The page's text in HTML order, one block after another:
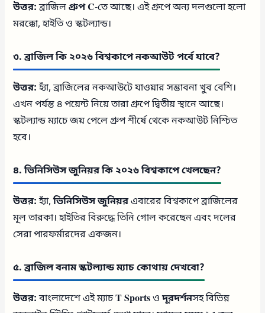
উত্তর:ব্রাজিলগ্রুপ C-তে আছে। এই গ্রুপে অন্য দলগুলো হলো
মরক্কো, হাইতি ও স্কটল্যান্ড।
৩. ব্রাজিল কি ২০২৬ বিশ্বকাপে নকআউট পর্বে যাবে?
উত্তর:হ্যাঁ, ব্রাজিলের নকআউটে যাওয়ার সম্ভাবনা খুব বেশি।
এখন পর্যন্ত ৪ পয়েন্ট নিয়ে তারা গ্রুপে দ্বিতীয় স্থানে আছে।
স্কটল্যান্ড ম্যাচে জয় পেলে গ্রুপ শীর্ষে থেকে নকআউট নিশ্চিত
হবে।
৪. ভিনিসিউস জুনিয়র কি ২০২৬ বিশ্বকাপে খেলছেন?
উত্তর:হ্যাঁ,ভিনিসিউস জুনিয়রএবারের বিশ্বকাপে ব্রাজিলের
মূল তারকা। হাইতির বিরুদ্ধে তিনি গোল করেছেন এবং দলের
সেরা পারফর্মারদের একজন।
৫. ব্রাজিল বনাম স্কটল্যান্ড ম্যাচ কোথায় দেখবো?
উত্তর:বাংলাদেশে এই ম্যাচT Sportsওদূরদর্শনসহ বিভিন্ন